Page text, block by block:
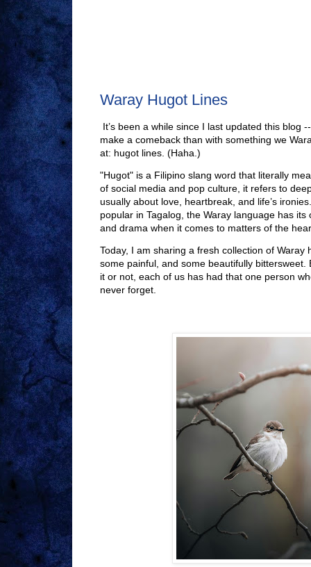
Waray Hugot Lines
It’s been a while since I last updated this blog
make a comeback than with something we
at: hugot lines . (Haha.)
"Hugot" is a Filipino slang word that literally
of social media and pop culture, it refers to
usually about love, heartbreak, and life’s
popular in Tagalog, the Waray language has
and drama when it comes to matters of the
Today, I am sharing a fresh collection of Waray
some painful, and some beautifully bittersweet.
it or not, each of us has had that one person
never forget.